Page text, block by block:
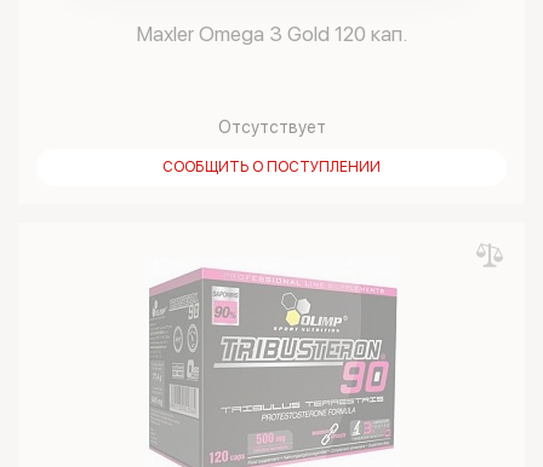
Maxler Omega 3 Gold 120 кап.
Отсутствует
СООБЩИТЬ О ПОСТУПЛЕНИИ